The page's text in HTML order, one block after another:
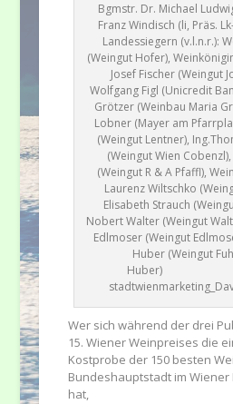
Bgmstr. Dr. Michael
Franz Windisch (li, Präs.
Landessiegern (v.l.n.r.):
(Weingut Hofer),
Josef Fischer (Weingut
Wolfgang Figl (Unicredit
Grötzer (Weinbau Maria
Lobner (Mayer am
(Weingut Lentner),
(Weingut Wien
(Weingut R & A Pfaffl),
Laurenz Wiltschko
Elisabeth Strauch
Nobert Walter (Weingut
Edlmoser (Weingut
Huber (Weingut
Huber)
Wer sich während der drei
15. Wiener Weinpreises die
Kostprobe der 150 besten
Bundeshauptstadt im Wiener
hat,